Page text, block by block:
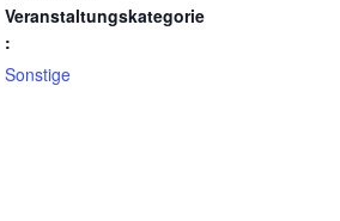
Veranstaltungskategorie
:
Sonstige